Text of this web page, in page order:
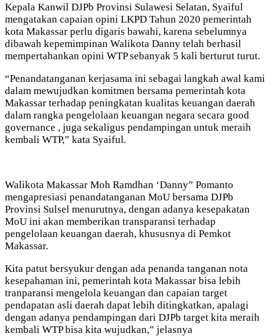
Kepala Kanwil DJPb Provinsi Sulawesi Selatan, Syaiful
mengatakan capaian opini LKPD Tahun 2020 pemerintah
kota Makassar perlu digaris bawahi, karena sebelumnya
dibawah kepemimpinan Walikota Danny telah berhasil
mempertahankan opini WTP sebanyak 5 kali berturut turut.
“Penandatanganan kerjasama ini sebagai langkah awal kami
dalam mewujudkan komitmen bersama pemerintah kota
Makassar terhadap peningkatan kualitas keuangan daerah
dalam rangka pengelolaan keuangan negara secara good
governance , juga sekaligus pendampingan untuk meraih
kembali WTP,” kata Syaiful.
Walikota Makassar Moh Ramdhan ‘Danny” Pomanto
mengapresiasi penandatanganan MoU bersama DJPb
Provinsi Sulsel menurutnya, dengan adanya kesepakatan
MoU ini akan memberikan transparansi terhadap
pengelolaan keuangan daerah, khususnya di Pemkot
Makassar.
Kita patut bersyukur dengan ada penanda tanganan nota
kesepahaman ini, pemerintah kota Makassar bisa lebih
tranparansi mengelola keuangan dan capaian target
pendapatan asli daerah dapat lebih ditingkatkan, apalagi
dengan adanya pendampingan dari DJPb target kita meraih
kembali WTP bisa kita wujudkan,” jelasnya